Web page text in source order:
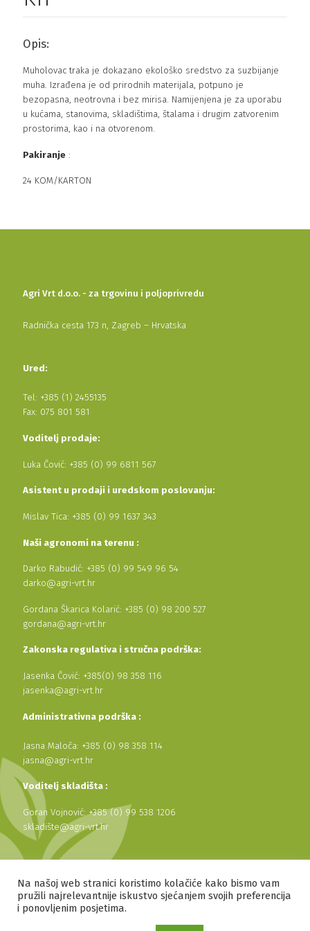
Opis:
Muholovac traka je dokazano ekološko sredstvo za suzbijanje
muha. Izrađena je od prirodnih materijala, potpuno je
bezopasna, neotrovna i bez mirisa. Namijenjena je za uporabu
u kućama, stanovima, skladištima, štalama i drugim zatvorenim
prostorima, kao i na otvorenom.
Pakiranje :
24 KOM/KARTON
Agri Vrt d.o.o. - za trgovinu i poljoprivredu
Radnička cesta 173 n, Zagreb – Hrvatska
Ured:
Tel: +385 (1) 2455135
Fax: 075 801 581
Voditelj prodaje:
Luka Čović: +385 (0) 99 6811 567
Asistent u prodaji i uredskom poslovanju:
Mislav Tica: +385 (0) 99 1637 343
Naši agronomi na terenu :
Darko Rabudić: +385 (0) 99 549 96 54
darko@agri-vrt.hr
Gordana Škarica Kolarić: +385 (0) 98 200 527
gordana@agri-vrt.hr
Zakonska regulativa i stručna podrška:
Jasenka Čović: +385(0) 98 358 116
jasenka@agri-vrt.hr
Administrativna podrška :
Jasna Maloča: +385 (0) 98 358 114
jasna@agri-vrt.hr
Voditelj skladišta :
Goran Vojnović: +385 (0) 99 538 1206
skladište@agri-vrt.hr
2026 © Agri Vrt d.o.o. Sva prava pridržana.
Održavanje web stranice by Medialive
Na našoj web stranici koristimo kolačiće kako bismo vam
pružili najrelevantnije iskustvo sjećanjem svojih preferencija
i ponovljenim posjetima.